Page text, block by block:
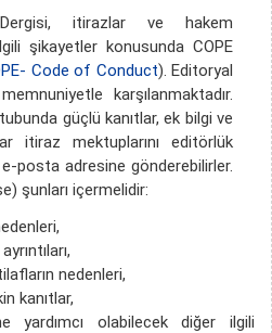
Dergisi, itirazlar ve hakem
şikayetler konusunda COPE
Code of Conduct). Editoryal
karşılanmaktadır.
güçlü kanıtlar, ek bilgi ve
itiraz mektuplarını editörlük
e-posta adresine gönderebilirler.
şunları içermelidir:
nedenleri,
kanıtlar,
yardımcı olabilecek diğer ilgili